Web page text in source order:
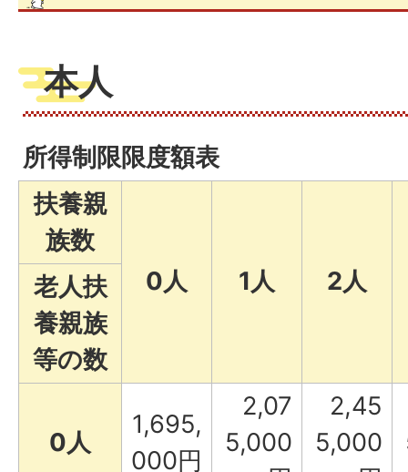
本人
所得制限限度額表
扶養親
族数
0人
1人 2人
老人扶
養親族
等の数
0人
1,695,
000円
2,07
5,000
2,45
5,000